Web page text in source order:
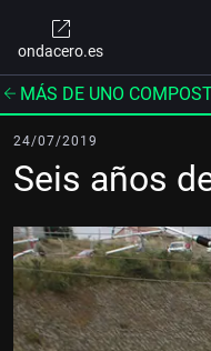
ondacero.es
MÁS DE UNO
24/07/2019
Seis años